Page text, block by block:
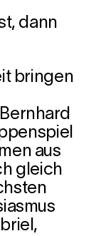
dann
bringen
aus
gleich